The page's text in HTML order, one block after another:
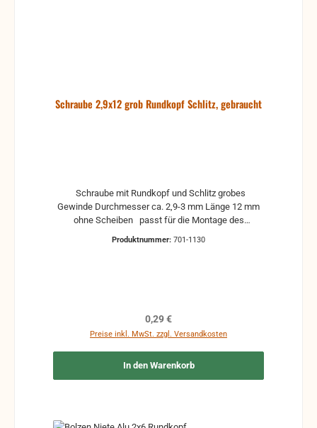
Schraube 2,9x12 grob Rundkopf Schlitz, gebraucht
Gewinde Durchmesser ca. 2,9-3 mm Länge 12 mm
ohne Scheiben passt für die Montage des
Produktnummer: 701-1130
Regulärer Preis:
0,29 €
Preise inkl. MwSt. zzgl. Versandkosten
In den Warenkorb